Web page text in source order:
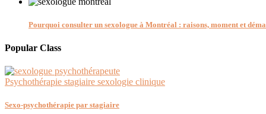
Pourquoi consulter un sexologue à Montréal : raisons, moment et
Popular Class
Psychothérapie stagiaire sexologie clinique
Sexo-psychothérapie par stagiaire